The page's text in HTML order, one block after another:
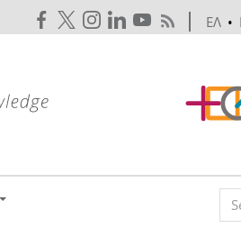
ΕΛ •
Search